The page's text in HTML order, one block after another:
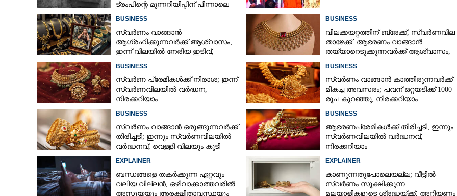
ട്രംപിന്റെ മുന്നറിയിപ്പിന് പിന്നാലെ
BUSINESS
സ്വർണം വാങ്ങാൻ
ആഗ്രഹിക്കുന്നവർക്ക് ആശ്വാസം;
ഇന്ന് വിലയിൽ നേരിയ ഇടിവ്,
BUSINESS
വിലക്കയറ്റത്തിന് ബ്രേക്ക്, സ്വർണവില
താഴേക്ക്: ആഭരണം വാങ്ങാൻ
തയ്യാറെടുക്കുന്നവർക്ക് ആശ്വാസം,
BUSINESS
സ്വർണ പ്രേമികൾക്ക് നിരാശ; ഇന്ന്
സ്വർണവിലയിൽ വർദ്ധന,
നിരക്കറിയാം
BUSINESS
സ്വർണം വാങ്ങാൻ കാത്തിരുന്നവർക്ക്
മികച്ച അവസരം; പവന് ഒറ്റയടിക്ക് 1000
രൂപ കുറഞ്ഞു, നിരക്കറിയാം
BUSINESS
സ്വർണം വാങ്ങാൻ ഒരുങ്ങുന്നവർക്ക്
തിരിച്ചടി; ഇന്നും സ്വർണവിലയിൽ
വർദ്ധനവ്, വെള്ളി വിലയും കൂടി
BUSINESS
ആഭരണപ്രേമികൾക്ക് തിരിച്ചടി; ഇന്നും
സ്വർണവിലയിൽ വർദ്ധനവ്,
നിരക്കറിയാം
EXPLAINER
ബന്ധങ്ങളെ തകർക്കുന്ന ഏറ്റവും
വലിയ വില്ലൻ, ഒഴിവാക്കാത്തവരിൽ
അസൂയയും അരക്ഷിതാവസ്ഥയും
EXPLAINER
കാണുന്നതുപോലെയല്ല; വീട്ടിൽ
സ്വർണം സൂക്ഷിക്കുന്ന
മലയാളികളുടെ ശ്രദ്ധയ്ക്ക്, അറിയണം